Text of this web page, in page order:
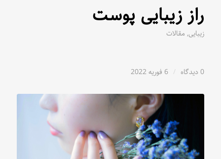
راز زیبایی پوست
زیبایی, مقالات
0 دیدگاه / 6 فوریه 2022